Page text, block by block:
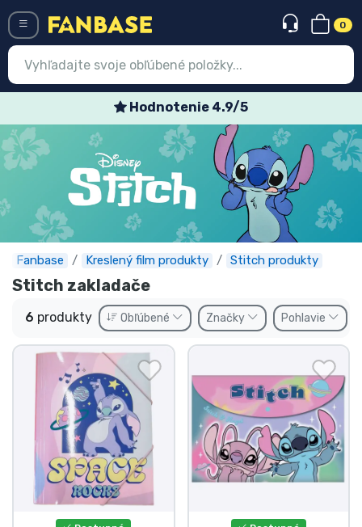
0
Hodnotenie 4.9/5
Fanbase Kreslený film produkty Stitch produkty
Stitch zakladače
6 produkty Obľúbené Značky Pohlavie
Prihlásiť sa Registrácia
Najnovšie
Akcie
Expresná preprava
Predobjednávky
Outlet produkty
Preprava a platba
Zoradiť podľa série
Zoradiť podľa filmov
Zoradiť podľa karikatúry